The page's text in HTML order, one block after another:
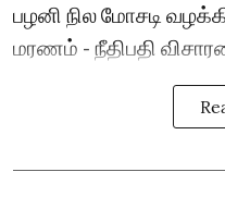
பழனி நில மோசடி
மரணம் - நீதிபதி